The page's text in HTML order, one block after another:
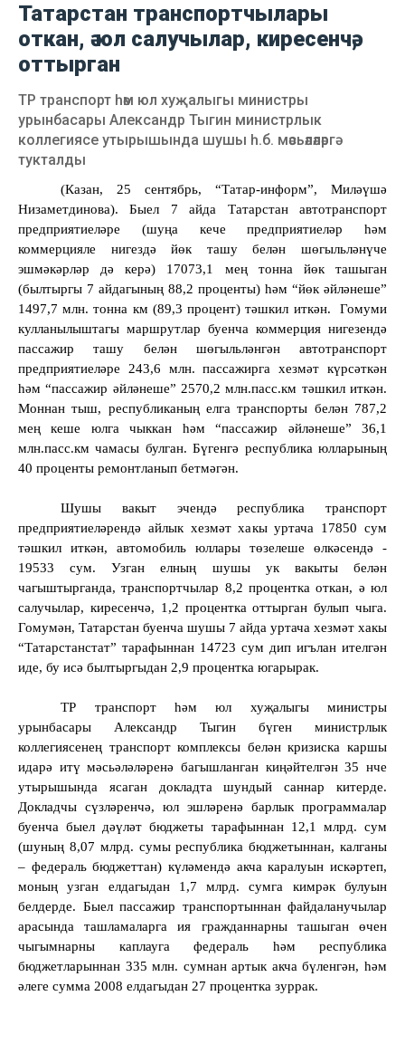
Татарстан транспортчылары
откан, ә юл салучылар, киресенчә,
оттырган
ТР транспорт һәм юл хуҗалыгы министры
урынбасары Александр Тыгин министрлык
коллегиясе утырышында шушы һ.б. мәсьәләләргә
тукталды
(Казан, 25 сентябрь, “Татар-информ”, Миләүшә
Низаметдинова). Быел 7 айда Татарстан автотранспорт
предприятиеләре (шуңа кече предприятиеләр һәм
коммерцияле нигездә йөк ташу белән шөгыльләнүче
эшмәкәрләр дә керә) 17073,1 мең тонна йөк ташыган
(былтыргы 7 айдагының 88,2 проценты) һәм “йөк әйләнеше”
1497,7 млн. тонна км (89,3 процент) тәшкил иткән.
Гомуми
кулланылыштагы маршрутлар буенча коммерция нигезендә
пассажир ташу белән шөгыльләнгән автотранспорт
предприятиеләре 243,6 млн. пассажирга хезмәт күрсәткән
һәм “пассажир әйләнеше” 2570,2 млн.пасс.км тәшкил иткән.
Моннан тыш, республиканың елга транспорты белән 787,2
мең кеше юлга чыккан һәм “пассажир әйләнеше” 36,1
млн.пасс.км чамасы булган. Бүгенгә республика юлларының
40 проценты ремонтланып бетмәгән.
Шушы вакыт эчендә республика транспорт
предприятиеләрендә айлык хезмәт хакы уртача 17850 сум
тәшкил иткән, автомобиль юллары төзелеше өлкәсендә -
19533 сум. Узган елның шушы ук вакыты белән
чагыштырганда, транспортчылар 8,2 процентка откан, ә юл
салучылар, киресенчә, 1,2 процентка оттырган булып чыга.
Гомумән, Татарстан буенча шушы 7 айда уртача хезмәт хакы
“Татарстанстат” тарафыннан 14723 сум дип игълан ителгән
иде, бу исә былтыргыдан 2,9 процентка югарырак.
ТР транспорт һәм юл хуҗалыгы министры
урынбасары Александр Тыгин бүген министрлык
коллегиясенең транспорт комплексы белән кризиска каршы
идарә итү мәсьәләләренә багышланган киңәйтелгән 35 нче
утырышында ясаган докладта шундый саннар китерде.
Докладчы сүзләренчә, юл эшләренә барлык программалар
буенча быел дәүләт бюджеты тарафыннан 12,1 млрд. сум
(шуның 8,07 млрд. сумы республика бюджетыннан, калганы
– федераль бюджеттан) күләмендә акча каралуын искәртеп,
моның узган елдагыдан 1,7 млрд. сумга кимрәк булуын
белдерде. Быел пассажир транспортыннан файдаланучылар
арасында ташламаларга ия гражданнарны ташыган өчен
чыгымнарны каплауга федераль һәм республика
бюджетларыннан 335 млн. сумнан артык акча бүленгән, һәм
әлеге сумма 2008 елдагыдан 27 процентка зуррак.